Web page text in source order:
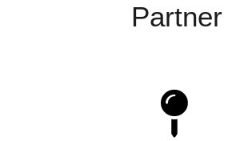
Partner